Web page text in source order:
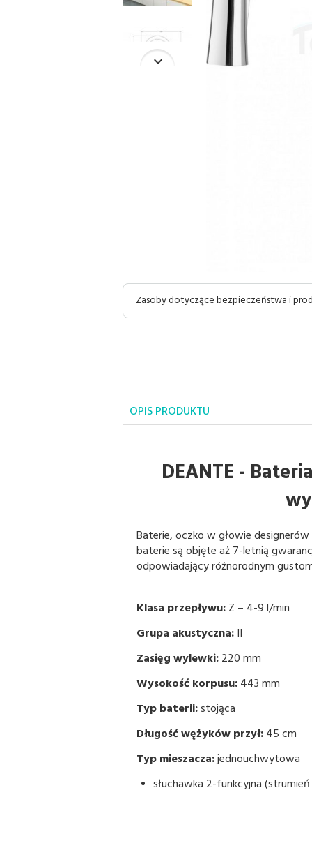
Zasoby dotyczące bezpieczeństwa i
OPIS PRODUKTU
DEANTE -
Baterie, oczko w głowie
baterie są objęte aż 7-letnią
odpowiadający różnorodnym
Klasa przepływu:Z – 4-9 l/min
Grupa akustyczna:II
Zasięg wylewki:220 mm
Wysokość korpusu:443 mm
Typ baterii:stojąca
Długość wężyków przył:45 cm
Typ mieszacza:jednouchwytowa
słuchawka 2-funkcyjna